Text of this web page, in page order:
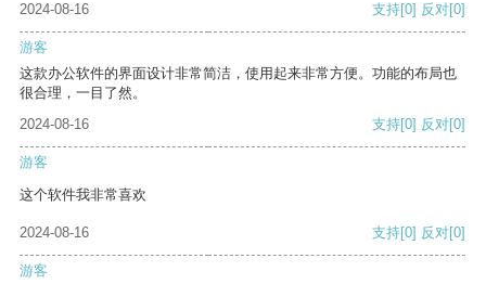
2024-08-16 支持[0] 反对[0]
游客
这款办公软件的界面设计非常简洁，使用起来非常方便。功能的布局也
很合理，一目了然。
2024-08-16
支持[0] 反对[0]
游客
这个软件我非常喜欢
2024-08-16 支持[0] 反对[0]
游客